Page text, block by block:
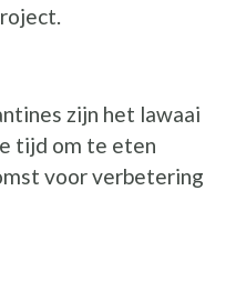
zijn het lawaai
tijd om te eten
voor verbetering